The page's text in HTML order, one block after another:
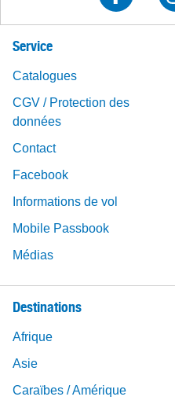
Service
Catalogues
CGV / Protection des
données
Contact
Facebook
Informations de vol
Mobile Passbook
Médias
Destinations
Afrique
Asie
Caraïbes / Amérique